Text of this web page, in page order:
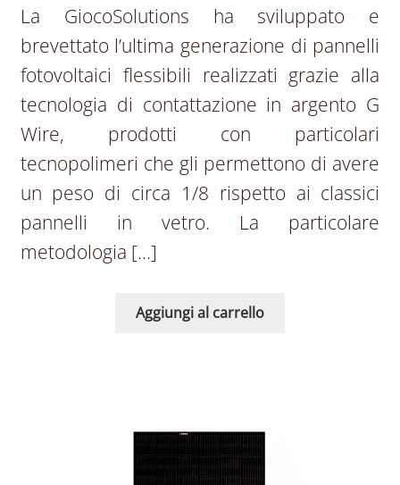
La GiocoSolutions ha sviluppato e
brevettato l’ultima generazione di pannelli
fotovoltaici flessibili realizzati grazie alla
tecnologia di contattazione in argento G
Wire, prodotti con particolari
tecnopolimeri che gli permettono di avere
un peso di circa 1/8 rispetto ai classici
pannelli in vetro. La particolare
metodologia […]
Aggiungi al carrello